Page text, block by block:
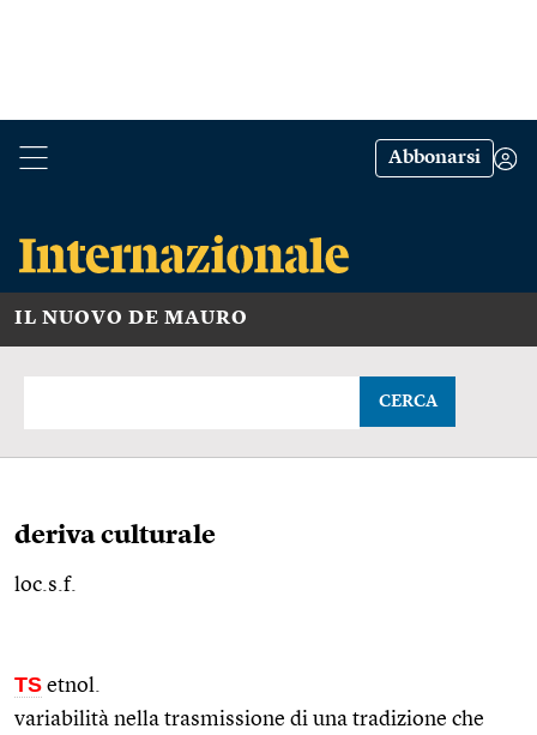
Abbonarsi
IL NUOVO DE MAURO
CERCA
deriva culturale
loc.s.f.
TS etnol.
variabilità nella trasmissione di una tradizione che